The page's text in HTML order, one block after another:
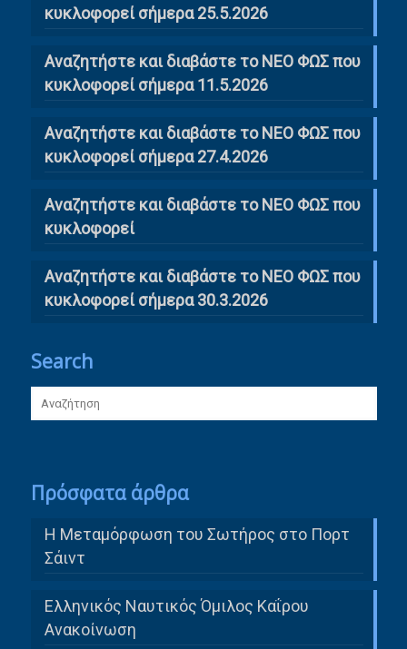
κυκλοφορεί σήμερα 25.5.2026
Αναζητήστε και διαβάστε το ΝΕΟ ΦΩΣ που
κυκλοφορεί σήμερα 11.5.2026
Αναζητήστε και διαβάστε το ΝΕΟ ΦΩΣ που
κυκλοφορεί σήμερα 27.4.2026
Αναζητήστε και διαβάστε το ΝΕΟ ΦΩΣ που
κυκλοφορεί
Αναζητήστε και διαβάστε το ΝΕΟ ΦΩΣ που
κυκλοφορεί σήμερα 30.3.2026
Search
Πρόσφατα άρθρα
Η Μεταμόρφωση του Σωτήρος στο Πορτ
Σάιντ
Ελληνικός Ναυτικός Όμιλος Καΐρου
Ανακοίνωση